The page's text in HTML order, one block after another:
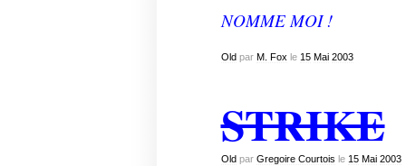
NOMME MOI !
Oldpar M. Fox le 15 Mai 2003
STRIKE
Old par Gregoire Courtois le 15 Mai 2003